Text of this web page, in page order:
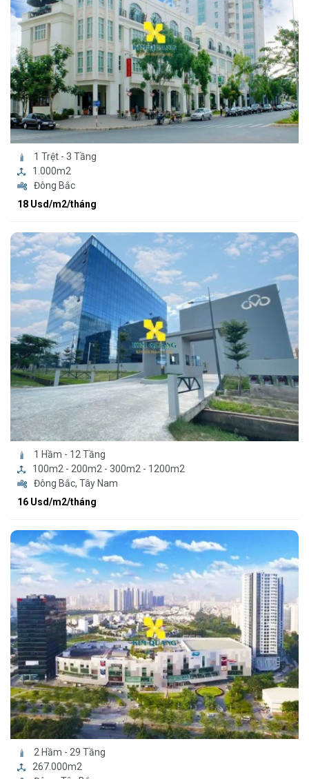
1 Trệt - 3 Tầng
1.000m2
Đông Bắc
18 Usd/m2/tháng
1 Hầm - 12 Tầng
100m2 - 200m2 - 300m2 - 1200m2
Đông Bắc, Tây Nam
16 Usd/m2/tháng
2 Hầm - 29 Tầng
267.000m2